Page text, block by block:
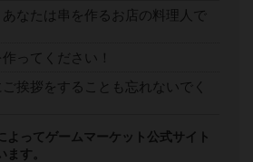
なたは串を作るお店の料理人で
ってください！
挨拶をすることも忘れないでく
よってゲームマーケット公式サイト
す。